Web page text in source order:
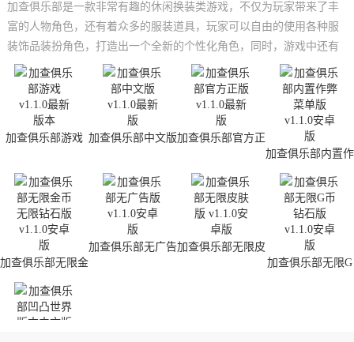
加查俱乐部是一款非常有趣的休闲换装类游戏，不仅为玩家带来了丰
富的人物角色，还有着众多的服装道具，玩家可以自由的使用各种服
装饰品装扮角色，打造出一个全新的个性化角色，同时，游戏中还有
着多种不同的小游戏，点击即可畅玩，能够为玩家带来不同的游戏体
验。小编在这里为大家带来了的是加查俱乐部版本大全，里面有着各
种版本模组，感兴趣的小伙伴快来下载体验吧。
加查俱乐部游戏 加查俱乐部中文版加查俱乐部官方正
加查俱乐部内置作
加查俱乐部无限金
加查俱乐部无广告加查俱乐部无限皮
加查俱乐部无限G